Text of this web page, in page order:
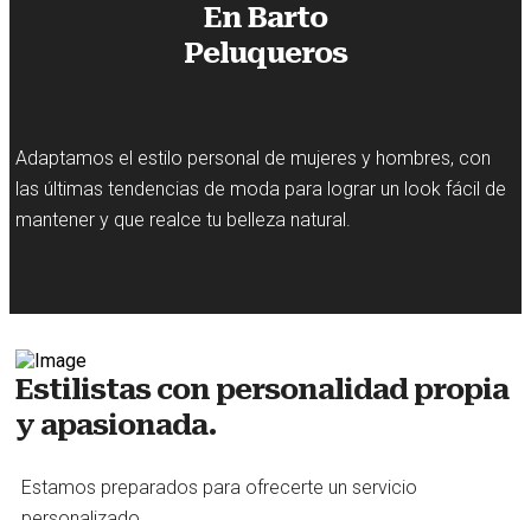
En Barto
Peluqueros
Adaptamos el estilo personal de mujeres y hombres, con
las últimas tendencias de moda para lograr un look fácil de
mantener y que realce tu belleza natural.
Estilistas con personalidad propia
y apasionada.
Estamos preparados para ofrecerte un servicio